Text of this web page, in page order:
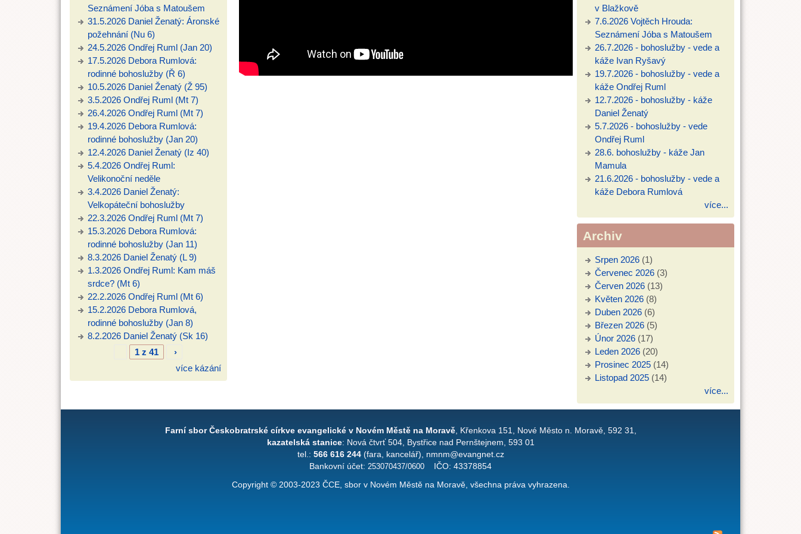
Seznámení Jóba s Matoušem
31.5.2026 Daniel Ženatý: Áronské
požehnání (Nu 6)
24.5.2026 Ondřej Ruml (Jan 20)
17.5.2026 Debora Rumlová:
rodinné bohoslužby (Ř 6)
10.5.2026 Daniel Ženatý (Ž 95)
3.5.2026 Ondřej Ruml (Mt 7)
26.4.2026 Ondřej Ruml (Mt 7)
19.4.2026 Debora Rumlová:
rodinné bohoslužby (Jan 20)
12.4.2026 Daniel Ženatý (Iz 40)
5.4.2026 Ondřej Ruml:
Velikonoční neděle
3.4.2026 Daniel Ženatý:
Velkopáteční bohoslužby
22.3.2026 Ondřej Ruml (Mt 7)
15.3.2026 Debora Rumlová:
rodinné bohoslužby (Jan 11)
8.3.2026 Daniel Ženatý (L 9)
1.3.2026 Ondřej Ruml: Kam máš
srdce? (Mt 6)
22.2.2026 Ondřej Ruml (Mt 6)
15.2.2026 Debora Rumlová,
rodinné bohoslužby (Jan 8)
8.2.2026 Daniel Ženatý (Sk 16)
1 z 41
›
více kázání
v Blažkově
7.6.2026 Vojtěch Hrouda:
Seznámení Jóba s Matoušem
26.7.2026 - bohoslužby - vede a
káže Ivan Ryšavý
19.7.2026 - bohoslužby - vede a
káže Ondřej Ruml
12.7.2026 - bohoslužby - káže
Daniel Ženatý
5.7.2026 - bohoslužby - vede
Ondřej Ruml
28.6. bohoslužby - káže Jan
Mamula
21.6.2026 - bohoslužby - vede a
káže Debora Rumlová
více...
Archiv
Srpen 2026 (1)
Červenec 2026 (3)
Červen 2026 (13)
Květen 2026 (8)
Duben 2026 (6)
Březen 2026 (5)
Únor 2026 (17)
Leden 2026 (20)
Prosinec 2025 (14)
Listopad 2025 (14)
více...
Farní sbor Českobratrské církve evangelické v Novém Městě na Moravě, Křenkova 151, Nové Město n. Moravě, 592 31,
kazatelská stanice: Nová čtvrť 504, Bystřice nad Pernštejnem, 593 01
tel.: 566 616 244(fara, kancelář), nmnm@evangnet.cz
Bankovní účet: 253070437/0600 IČO: 43378854
Copyright © 2003-2023 ČCE, sbor v Novém Městě na Moravě, všechna práva vyhrazena.